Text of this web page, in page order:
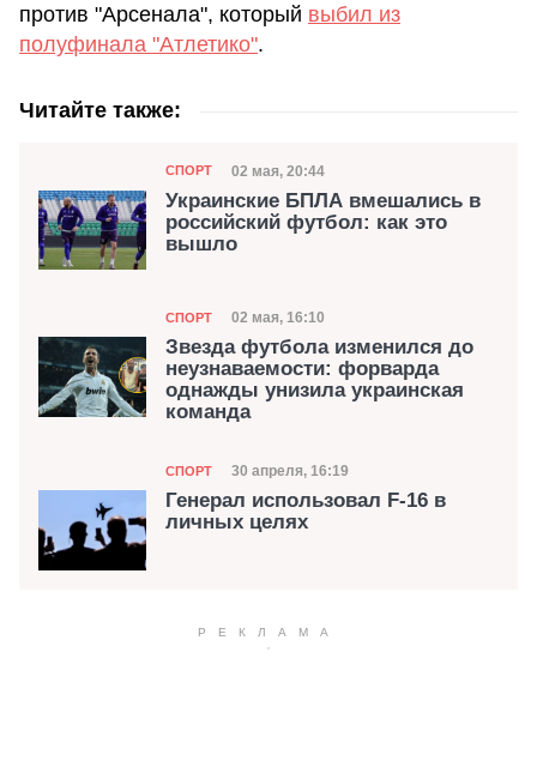
против "Арсенала", который выбил из
полуфинала "Атлетико".
Читайте также:
Категория
СПОРТ Дата публикации
02 мая, 20:44
Украинские БПЛА вмешались в
российский футбол: как это
вышло
Категория
СПОРТ Дата публикации
02 мая, 16:10
Звезда футбола изменился до
неузнаваемости: форварда
однажды унизила украинская
команда
Категория
СПОРТ Дата публикации
30 апреля, 16:19
Генерал использовал F-16 в
личных целях